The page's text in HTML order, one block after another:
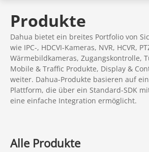
Produkte
Dahua bietet ein breites Portfolio von
wie IPC-, HDCVI-Kameras, NVR, HCVR,
Wärmebildkameras, Zugangskontrolle,
Mobile & Traffic Produkte, Display &
weiter. Dahua-Produkte basieren auf
Plattform, die über ein Standard-SDK
eine einfache Integration ermöglicht.
Alle Produkte